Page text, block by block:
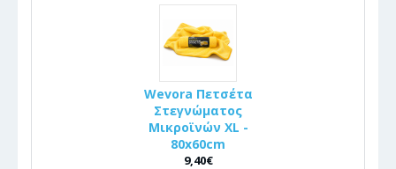
Wevora Πετσέτα
Στεγνώματος
Μικροϊνών XL -
80x60cm
9,40€